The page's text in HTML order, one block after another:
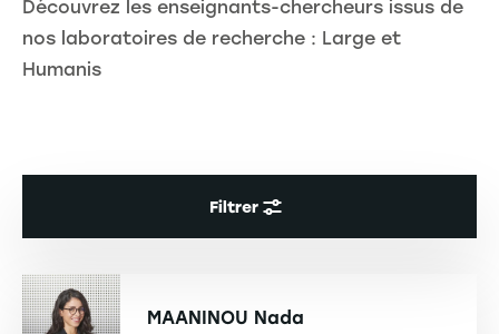
Découvrez les enseignants-chercheurs issus de
nos laboratoires de recherche : Large et
Humanis
Filtrer
MAANINOU Nada